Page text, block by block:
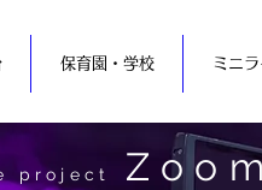
保育園・学校 ミニ
project